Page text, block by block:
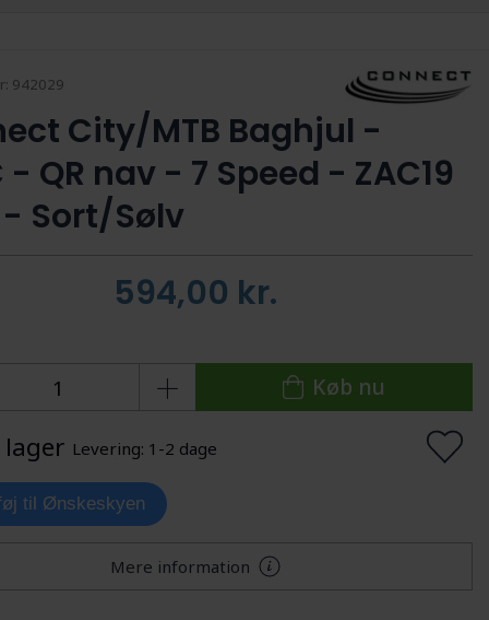
942029
City/MTB Baghjul -
- QR nav - 7 Speed - ZAC19
Sort/Sølv
594,00 kr.
Køb nu
Levering: 1-2 dage
til Ønskeskyen
Mere information